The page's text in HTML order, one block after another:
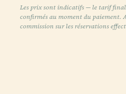
Les prix sont indicatifs — le tarif
confirmés au moment du paiement.
commission sur les réservations